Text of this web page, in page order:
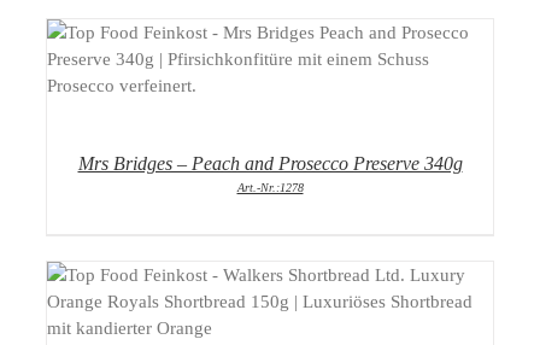
Mrs Bridges – Peach and Prosecco Preserve 340g
Art.-Nr.:1278
DETAILS